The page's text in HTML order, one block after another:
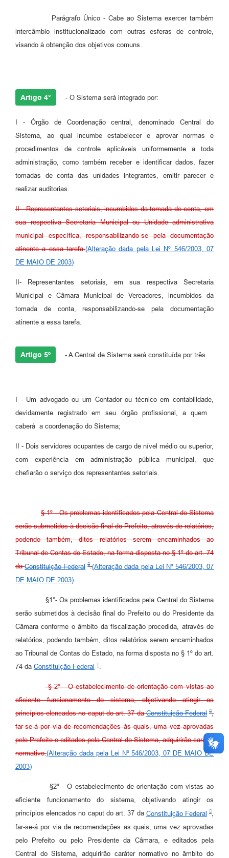
Parágrafo Único - Cabe ao Sistema exercer também
intercâmbio institucionalizado com outras esferas de controle,
visando à obtenção dos objetivos comuns.
Artigo 4° - O Sistema será integrado por:
I - Órgão de Coordenação central, denominado Central do
Sistema, ao qual incumbe estabelecer e aprovar normas e
procedimentos de controle aplicáveis uniformemente a toda
administração, como também receber e identificar dados, fazer
tomadas de conta das unidades integrantes, emitir parecer e
realizar auditorias.
II - Representantes setoriais, incumbidos da tomada de conta, em
sua respectiva Secretaria Municipal ou Unidade administrativa
municipal específica, responsabilizando-se pela documentação
atinente a essa tarefa.(Alteração dada pela Lei Nº 546/2003, 07
DE MAIO DE 2003)
II- Representantes setoriais, em sua respectiva Secretaria
Municipal e Câmara Municipal de Vereadores, incumbidos da
tomada de conta, responsabilizando-se pela documentação
atinente a essa tarefa.
Artigo 5º - A Central de Sistema será constituída por três
I - Um advogado ou um Contador ou técnico em contabilidade,
devidamente registrado em seu órgão profissional, a quem
caberá a coordenação do Sistema;
II - Dois servidores ocupantes de cargo de nível médio ou superior,
com experiência em administração pública municipal, que
chefiarão o serviço dos representantes setoriais.
§ 1º - Os problemas identificados pela Central do Sistema
serão submetidos à decisão final do Prefeito, através de relatórios,
podendo também, ditos relatórios serem encaminhados ao
Tribunal de Contas do Estado, na forma disposta no § 1º do art. 74
daConstituição Federal .(Alteração dada pela Lei Nº 546/2003, 07
DE MAIO DE 2003)
§1°- Os problemas identificados pela Central do Sistema
serão submetidos à decisão final do Prefeito ou do Presidente da
Câmara conforme o âmbito da fiscalização procedida, através de
relatórios, podendo também, ditos relatórios serem encaminhados
ao Tribunal de Contas do Estado, na forma disposta no § 1º do art.
74 da Constituição Federal
§ 2° - O estabelecimento de orientação com vistas ao
eficiente funcionamento do sistema, objetivando atingir os
princípios elencados no caput do art. 37 daConstituição Federal
,
far-se-á por via de recomendações às quais, uma vez aprovadas
pelo Prefeito e editados pela Central do Sistema, adquirirão caráter
normativo.(Alteração dada pela Lei Nº 546/2003, 07 DE MAIO DE
2003)
§2º - O estabelecimento de orientação com vistas ao
eficiente funcionamento do sistema, objetivando atingir os
princípios elencados no caput do art. 37 da Constituição Federal
,
far-se-á por via de recomendações as quais, uma vez aprovadas
pelo Prefeito ou pelo Presidente da Câmara, e editados pela
Central do Sistema, adquirirão caráter normativo no âmbito do